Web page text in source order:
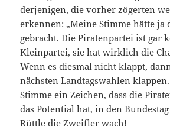
derjenigen, die vorher zögerten
erkennen: „Meine Stimme hätte ja
gebracht. Die Piratenpartei ist gar
Kleinpartei, sie hat wirklich die
Wenn es diesmal nicht klappt,
nächsten Landtagswahlen
Stimme ein Zeichen, dass die
das Potential hat, in den
Rüttle die Zweifler wach!